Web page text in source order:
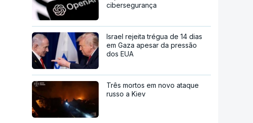
cibersegurança
Israel rejeita trégua de 14 dias
em Gaza apesar da pressão
dos EUA
Três mortos em novo ataque
russo a Kiev